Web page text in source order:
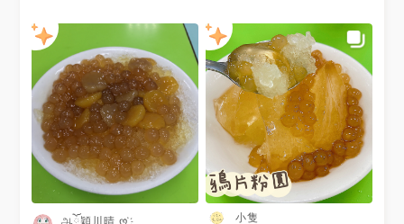
ஆོ穎川晴 ͜ღ҉ 小隻